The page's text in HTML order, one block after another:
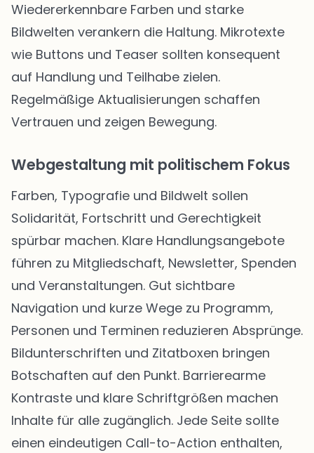
Wiedererkennbare Farben und starke
Bildwelten verankern die Haltung. Mikrotexte
wie Buttons und Teaser sollten konsequent
auf Handlung und Teilhabe zielen.
Regelmäßige Aktualisierungen schaffen
Vertrauen und zeigen Bewegung.
Webgestaltung mit politischem Fokus
Farben, Typografie und Bildwelt sollen
Solidarität, Fortschritt und Gerechtigkeit
spürbar machen. Klare Handlungsangebote
führen zu Mitgliedschaft, Newsletter, Spenden
und Veranstaltungen. Gut sichtbare
Navigation und kurze Wege zu Programm,
Personen und Terminen reduzieren Absprünge.
Bildunterschriften und Zitatboxen bringen
Botschaften auf den Punkt. Barrierearme
Kontraste und klare Schriftgrößen machen
Inhalte für alle zugänglich. Jede Seite sollte
einen eindeutigen Call-to-Action enthalten,